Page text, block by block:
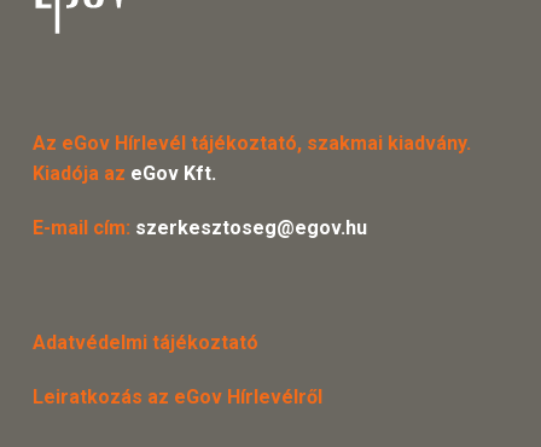
Az eGov Hírlevél tájékoztató, szakmai kiadvány.
Kiadója az eGov Kft.
E-mail cím: szerkesztoseg@egov.hu
Adatvédelmi tájékoztató
Leiratkozás az eGov Hírlevélről